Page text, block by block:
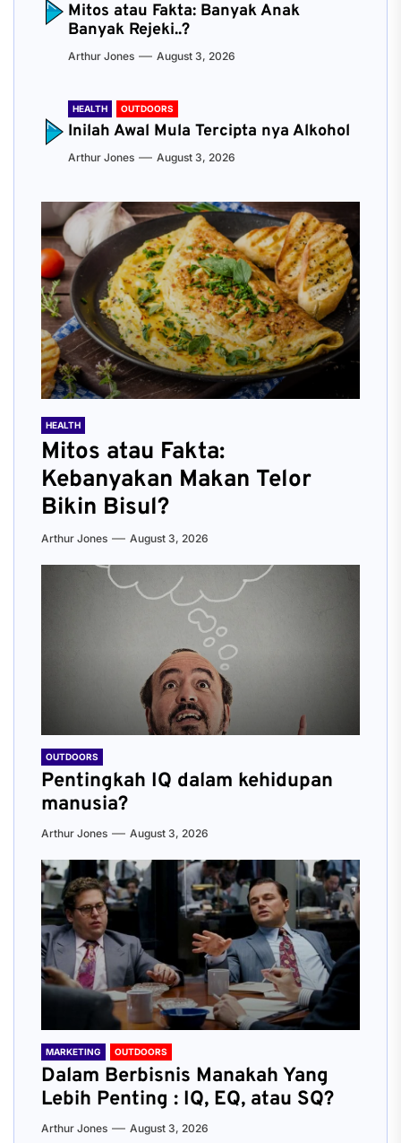
Mitos atau Fakta: Banyak Anak
Banyak Rejeki..?
Arthur Jones August 3, 2026
HEALTH OUTDOORS
Inilah Awal Mula Tercipta nya Alkohol
Arthur Jones August 3, 2026
HEALTH
Mitos atau Fakta:
Kebanyakan Makan Telor
Bikin Bisul?
Arthur Jones August 3, 2026
OUTDOORS
Pentingkah IQ dalam kehidupan
manusia?
Arthur Jones August 3, 2026
MARKETING OUTDOORS
Dalam Berbisnis Manakah Yang
Lebih Penting : IQ, EQ, atau SQ?
Arthur Jones August 3, 2026